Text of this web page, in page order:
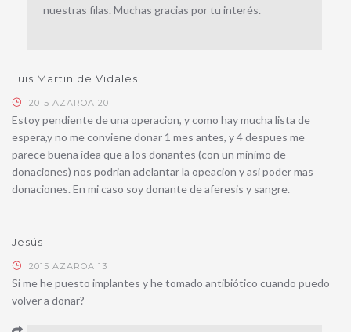
nuestras filas. Muchas gracias por tu interés.
Luis Martin de Vidales
2015 AZAROA 20
Estoy pendiente de una operacion, y como hay mucha lista de
espera,y no me conviene donar 1 mes antes, y 4 despues me
parece buena idea que a los donantes (con un minimo de
donaciones) nos podrian adelantar la opeacion y asi poder mas
donaciones. En mi caso soy donante de aferesis y sangre.
Jesús
2015 AZAROA 13
Si me he puesto implantes y he tomado antibiótico cuando puedo
volver a donar?